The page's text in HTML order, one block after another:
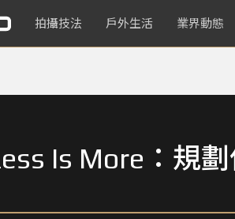
拍攝技法 戶外生活 業界動態
Is More：規